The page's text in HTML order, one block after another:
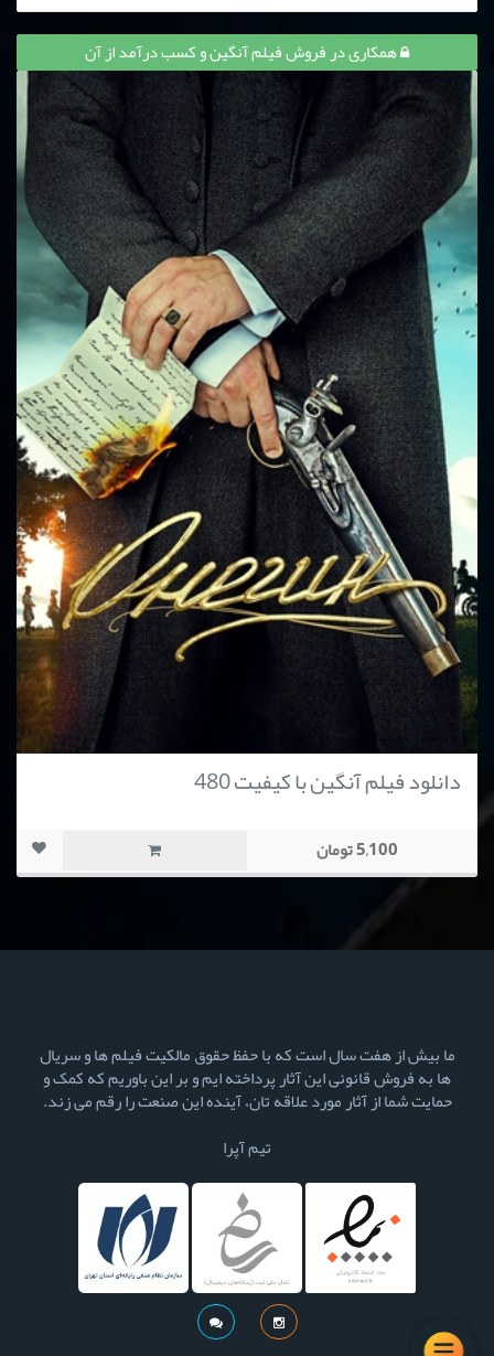
همکاری در فروش فیلم آنگین و کسب درآمد از آن
دانلود فیلم آنگین با کیفیت 480
5,100 تومان
ما بیش از هفت سال است که با حفظ حقوق مالکیت فیلم ها و سریال
ها به فروش قانونی این آثار پرداخته ایم و بر این باوریم که کمک و
حمایت شما از آثار مورد علاقه تان، آینده این صنعت را رقم می زند.
تیم آپرا